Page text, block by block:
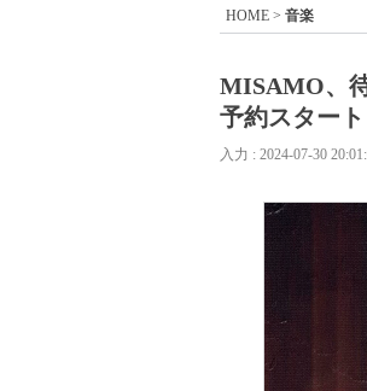
HOME > 音楽
MISAMO、
予約スタート
入力 : 2024-07-30